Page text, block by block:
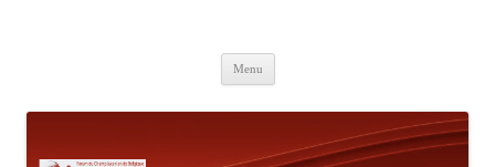
Menu